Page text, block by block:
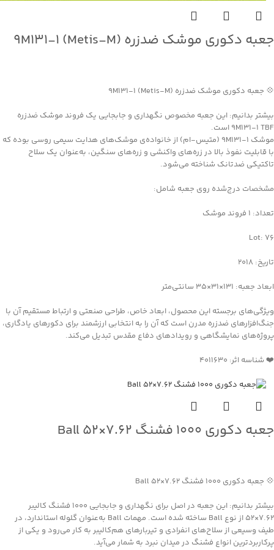
جعبه دکوری موشک ضدزره 9M131-1 (Metis-M)
💠 جعبه دکوری موشک ضدزره 9M131-1 (Metis-M)
بیشتر بدانیم: این جعبه مخصوص نگهداری و جابجایی یک فروند موشک ضدزره
9M131-1 TBF است.
موشک 9M131-1 (متیس-ام) از خانواده‌ی موشک‌های هدایت سیمی روسی بوده که
با قابلیت نفوذ بالا در زره‌های واکنشی و زره‌های سنگین، به‌عنوان یک سلاح
تاکتیکی ضدتانک شناخته می‌شود.
مشخصات درج‌شده روی جعبه شامل:
تعداد: 1 فروند موشک
Lot: 76
تاریخ: 2018
ابعاد جعبه: 131×31×35 سانتی‌متر
ویژگی‌های برجسته این محصول، ابعاد خاص، طراحی صنعتی و ارتباط مستقیم آن با
جنگ‌افزارهای ضدزره مدرن است که آن را به انتخابی ارزشمند برای دکورهای یادگاری،
پروژه‌های نمایشگاهی و رویدادهای دفاع مقدس تبدیل می‌کند.
❤️ شناسه اثر: 4011630
جعبه دکوری ۱۰۰۰ فشنگ ۷.۶۲×۵۲ Ball
💠 جعبه دکوری ۱۰۰۰ فشنگ ۷.۶۲×۵۲ Ball
بیشتر بدانیم: این جعبه در اصل برای نگهداری و جابجایی ۱۰۰۰ فشنگ کالیبر
۷.۶۲×۵۲ از نوع Ball ساخته شده است. مهمات Ball به‌عنوان گلوله استاندارد، در
طیف وسیعی از سلاح‌های انفرادی و تیربارهای هم‌کالیبر به کار می‌رود و یکی از
پرکاربردترین انواع فشنگ در میدان نبرد به شمار می‌آید.